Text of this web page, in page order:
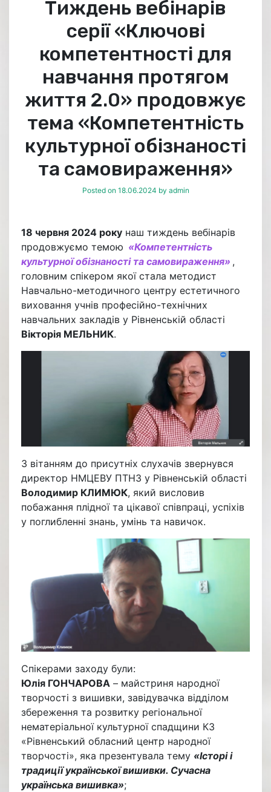
Тиждень вебінарів
серії «Ключові
компетентності для
навчання протягом
життя 2.0» продовжує
тема «Компетентність
культурної обізнаності
та самовираження»
Posted on 18.06.2024 by admin
18 червня 2024 року наш тиждень вебінарів
продовжуємо темою «Компетентність
культурної обізнаності та самовираження» ,
головним спікером якої стала методист
Навчально-методичного центру естетичного
виховання учнів професійно-технічних
навчальних закладів у Рівненській області
Вікторія МЕЛЬНИК.
З вітанням до присутніх слухачів звернувся
директор НМЦЕВУ ПТНЗ у Рівненській області
Володимир КЛИМЮК, який висловив
побажання плідної та цікавої співпраці, успіхів
у поглибленні знань, умінь та навичок.
Спікерами заходу були:
Юлія ГОНЧАРОВА – майстриня народної
творчості з вишивки, завідувачка відділом
збереження та розвитку регіональної
нематеріальної культурної спадщини КЗ
«Рівненський обласний центр народної
творчості», яка презентувала тему «Історі і
традиції української вишивки. Сучасна
українська вишивка»;